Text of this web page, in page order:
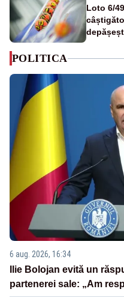
Loto 6/
POLITICA
6 aug. 2026, 16:34
Ilie Bolojan evită un
partenerei sale: „Am